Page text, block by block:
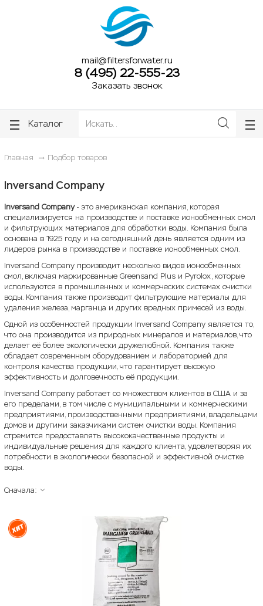
mail@filtersforwater.ru
8 (495) 22-555-23
Заказать звонок
Каталог
Главная Подбор товаров
Inversand Company
Inversand Company- это американская компания, которая
специализируется на производстве и поставке ионообменных смол
и фильтрующих материалов для обработки воды. Компания была
основана в 1925 году и на сегодняшний день является одним из
лидеров рынка в производстве и поставке ионообменных смол.
Inversand Company производит несколько видов ионообменных
смол, включая маркированные Greensand Plus и Pyrolox, которые
используются в промышленных и коммерческих системах очистки
воды. Компания также производит фильтрующие материалы для
удаления железа, марганца и других вредных примесей из воды.
Одной из особенностей продукции Inversand Company является то,
что она производится из природных минералов и материалов, что
делает её более экологически дружелюбной. Компания также
обладает современным оборудованием и лабораторией для
контроля качества продукции, что гарантирует высокую
эффективность и долговечность её продукции.
Inversand Company работает со множеством клиентов в США и за
его пределами, в том числе с муниципальными и коммерческими
предприятиями, производственными предприятиями, владельцами
домов и другими заказчиками систем очистки воды. Компания
стремится предоставлять высококачественные продукты и
индивидуальные решения для каждого клиента, удовлетворяя их
потребности в экологически безопасной и эффективной очистке
воды.
Сначала: